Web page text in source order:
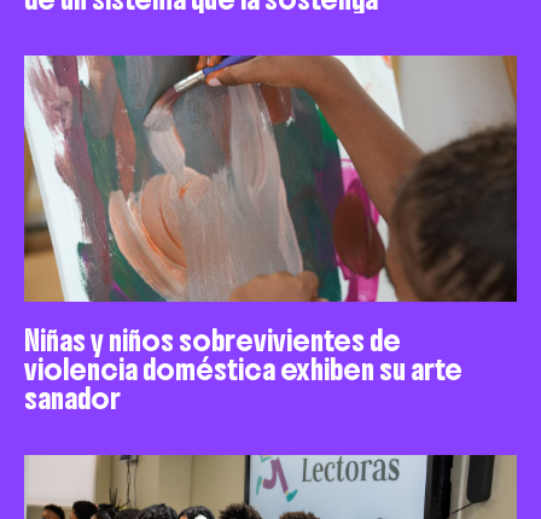
Niñas y niños sobrevivientes de
violencia doméstica exhiben su arte
sanador